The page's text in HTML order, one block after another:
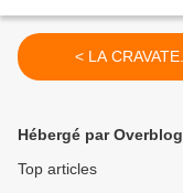
< LA CRAVATE.
Hébergé par Overblog
Top articles